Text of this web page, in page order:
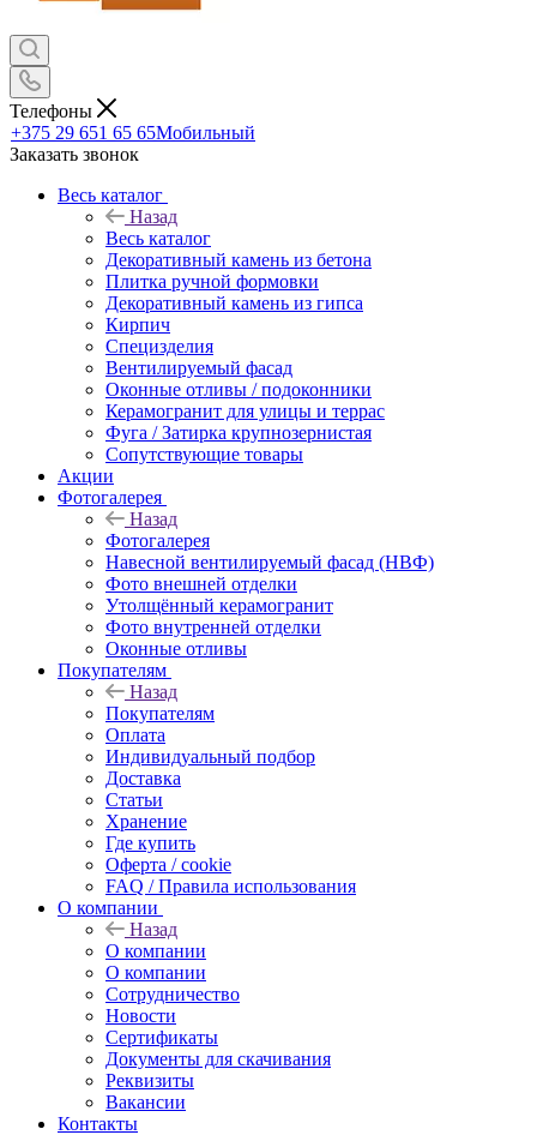
Телефоны
+375 29 651 65 65Мобильный
Заказать звонок
Весь каталог
Назад
Весь каталог
Декоративный камень из бетона
Плитка ручной формовки
Декоративный камень из гипса
Кирпич
Специзделия
Вентилируемый фасад
Оконные отливы / подоконники
Керамогранит для улицы и террас
Фуга / Затирка крупнозернистая
Сопутствующие товары
Акции
Фотогалерея
Назад
Фотогалерея
Навесной вентилируемый фасад (НВФ)
Фото внешней отделки
Утолщённый керамогранит
Фото внутренней отделки
Оконные отливы
Покупателям
Назад
Покупателям
Оплата
Индивидуальный подбор
Доставка
Статьи
Хранение
Где купить
Оферта / cookie
FAQ / Правила использования
О компании
Назад
О компании
О компании
Сотрудничество
Новости
Сертификаты
Документы для скачивания
Реквизиты
Вакансии
Контакты